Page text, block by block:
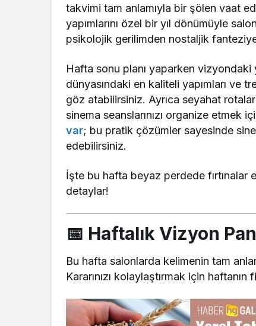
takvimi tam anlamıyla bir şölen vaat
yapımlarını özel bir yıl dönümüyle
psikolojik gerilimden nostaljik
Hafta sonu planı yaparken vizyondaki
dünyasındaki en kaliteli yapımları ve
göz atabilirsiniz. Ayrıca seyahat
sinema seanslarınızı organize etmek
var; bu pratik çözümler sayesinde
edebilirsiniz.
İşte bu hafta beyaz perdede fırtınalar
detaylar!
📅 Haftalık Vizyon
Bu hafta salonlarda kelimenin tam
Kararınızı kolaylaştırmak için